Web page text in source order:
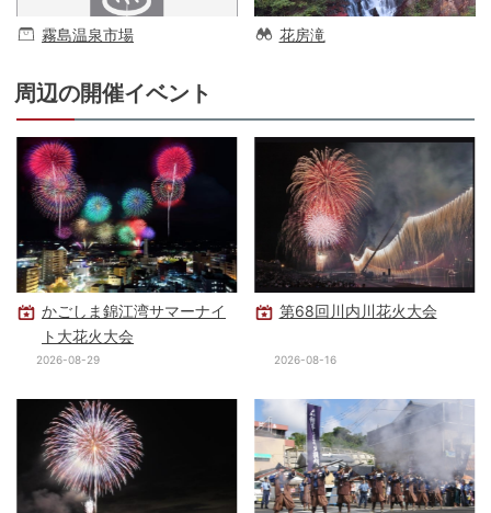
霧島温泉市場 花房滝
周辺の開催イベント
かごしま錦江湾サマーナイ
ト大花火大会
2026-08-29
第68回川内川花火大会
2026-08-16